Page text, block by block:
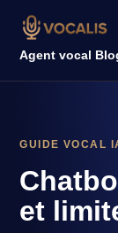
Agent vocal
GUIDE VOCAL
et